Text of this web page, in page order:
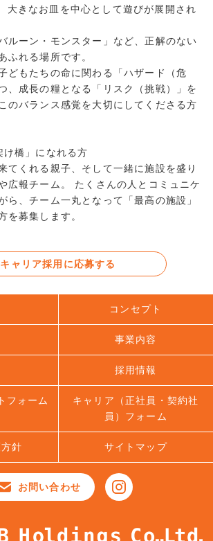
大きなお皿を中心として遊びが展開され
ルーン・モンスター」など、正解のない
ふれる場所です。
どもたちの命に関わる「ハザード（危
、成長の糧となる「リスク（挑戦）」を
のバランス感覚を大切にしてくださる方
橋」になれる方
てくれる親子、そして一緒に施設を盛り
広報チーム。 たくさんの人とコミュニケ
ら、チーム一丸となって「最高の施設」
を募集します。
キャリア採用に応募する
コンセプト
事業内容
採用情報
フォーム
キャリア（正社員・契約社
員）フォーム
針 サイトマップ
お問い合わせ